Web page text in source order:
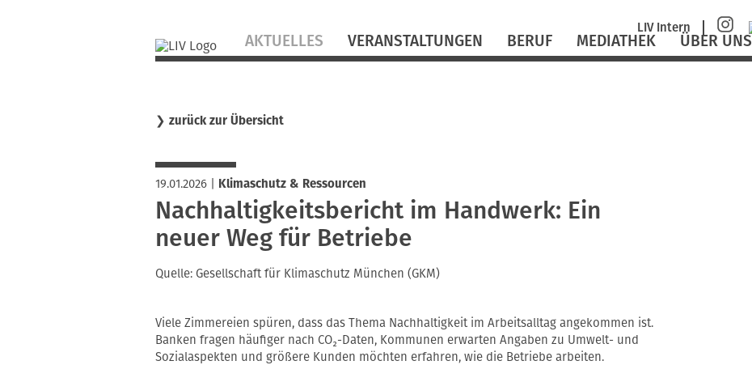
Navigation
überspringen
LIV Intern
überspringen
AKTUELLES VERANSTALTUNGEN BERUF MEDIATHEK ÜBER UNS
❯ zurück zur Übersicht
19.01.2026| Klimaschutz & Ressourcen
Nachhaltigkeitsbericht im Handwerk: Ein
neuer Weg für Betriebe
Quelle: Gesellschaft für Klimaschutz München (GKM)
Viele Zimmereien spüren, dass das Thema Nachhaltigkeit im Arbeitsalltag angekommen ist.
Banken fragen häufiger nach CO₂-Daten, Kommunen erwarten Angaben zu Umwelt- und
Sozialaspekten und größere Kunden möchten erfahren, wie die Betriebe arbeiten.